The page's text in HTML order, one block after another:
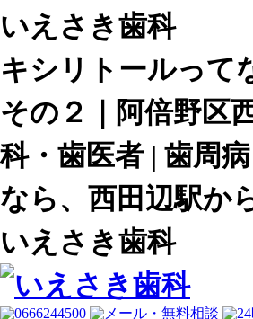
いえさき歯科
キシリトールって
その２｜阿倍野区
科・歯医者 | 歯周
なら、西田辺駅か
いえさき歯科